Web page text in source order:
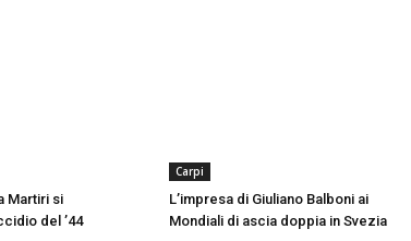
Martiri si
del ’44
Carpi
L’impresa di Giuliano Balboni ai
Mondiali di ascia doppia in Svezia